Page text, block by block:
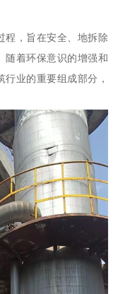
程，旨在安全、地拆除
随着环保意识的增强和
业的重要组成部分，